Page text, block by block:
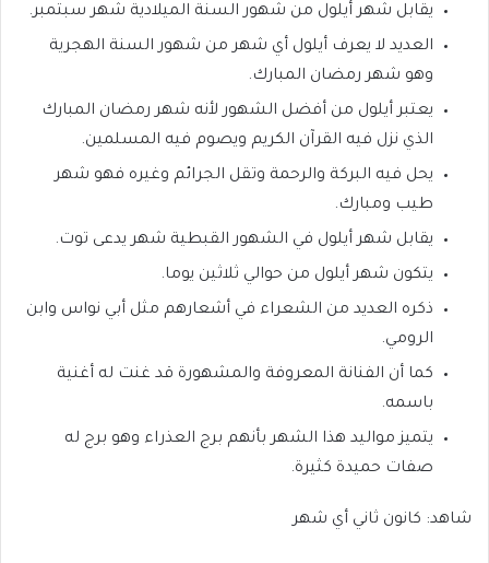
يقابل شهر أيلول من شهور السنة الميلادية شهر سبتمبر.
العديد لا يعرف أيلول أي شهر من شهور السنة الهجرية
وهو شهر رمضان المبارك.
يعتبر أيلول من أفضل الشهور لأنه شهر رمضان المبارك
الذي نزل فيه القرآن الكريم ويصوم فيه المسلمين.
يحل فيه البركة والرحمة وتقل الجرائم وغيره فهو شهر
طيب ومبارك.
يقابل شهر أيلول في الشهور القبطية شهر يدعى توت.
يتكون شهر أيلول من حوالي ثلاثين يوما.
ذكره العديد من الشعراء في أشعارهم مثل أبي نواس وابن
الرومي.
كما أن الفنانة المعروفة والمشهورة قد غنت له أغنية
باسمه.
يتميز مواليد هذا الشهر بأنهم برج العذراء وهو برج له
صفات حميدة كثيرة.
شاهد: كانون ثاني أي شهر